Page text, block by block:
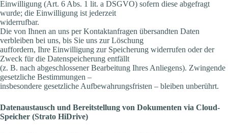
Einwilligung (Art. 6 Abs. 1 lit. a DSGVO) sofern diese abgefragt
wurde; die Einwilligung ist jederzeit
widerrufbar.
Die von Ihnen an uns per Kontaktanfragen übersandten Daten
verbleiben bei uns, bis Sie uns zur Löschung
auffordern, Ihre Einwilligung zur Speicherung widerrufen oder der
Zweck für die Datenspeicherung entfällt
(z. B. nach abgeschlossener Bearbeitung Ihres Anliegens). Zwingende
gesetzliche Bestimmungen –
insbesondere gesetzliche Aufbewahrungsfristen – bleiben unberührt.
Datenaustausch und Bereitstellung von Dokumenten via Cloud-
Speicher (Strato HiDrive)